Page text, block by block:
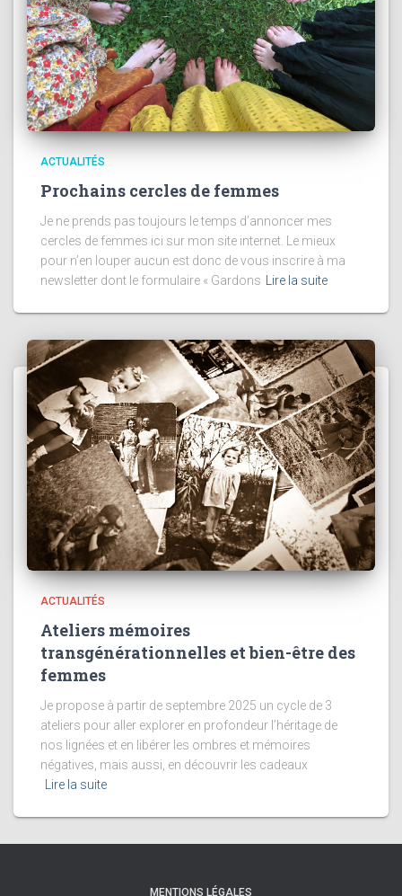
ACTUALITÉS
Prochains cercles de femmes
Je ne prends pas toujours le temps d’annoncer mes
cercles de femmes ici sur mon site internet. Le mieux
pour n’en louper aucun est donc de vous inscrire à ma
newsletter dont le formulaire « Gardons
Lire la suite
ACTUALITÉS
Ateliers mémoires
transgénérationnelles et bien-être des
femmes
Je propose à partir de septembre 2025 un cycle de 3
ateliers pour aller explorer en profondeur l’héritage de
nos lignées et en libérer les ombres et mémoires
négatives, mais aussi, en découvrir les cadeaux
Lire la suite
MENTIONS LÉGALES